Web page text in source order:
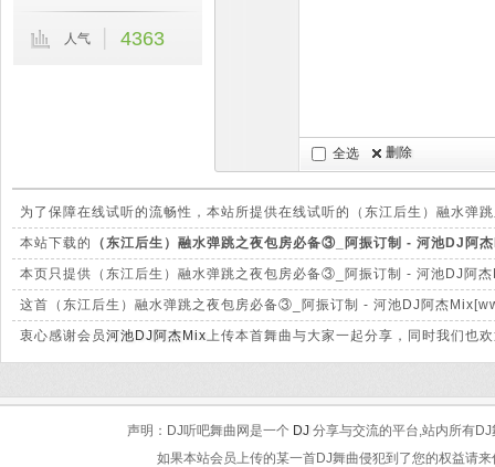
全选 删除
人气 4363
为了保障在线试听的流畅性，本站所提供在线试听的（东江后生）融水
质和本站提供下载的mp3文件有很大的差别。
本站下载的
（东江后生）融水弹跳之夜包房必备③_阿振订制 - 河池DJ
320Kbps，音质方面绝对保证清脆高清晰。
本页只提供（东江后生）融水弹跳之夜包房必备③_阿振订制 - 河池DJ阿
面下载。
这首（东江后生）融水弹跳之夜包房必备③_阿振订制 - 河池DJ阿杰
我们会及时处理。
衷心感谢会员河池DJ阿杰Mix上传本首舞曲与大家一起分享，同时我们也
声明：DJ听吧舞曲网是一个 DJ 分享与交流的平台,站内所有
如果本站会员上传的某一首DJ舞曲侵犯到了您的权益请